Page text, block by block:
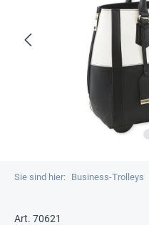
Sie sind hier: Business-Trolleys
Art. 70621